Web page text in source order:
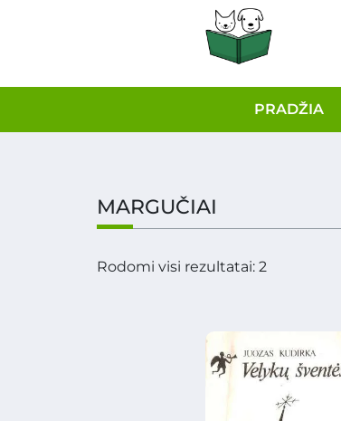
PRADŽIA
MARGUČIAI
Rodomi visi rezultatai: 2